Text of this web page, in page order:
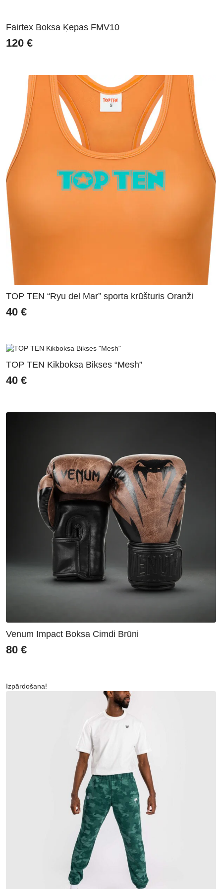
Fairtex Boksa Ķepas FMV10
120 €
TOP TEN “Ryu del Mar” sporta krūšturis Oranži
40 €
TOP TEN Kikboksa Bikses “Mesh”
40 €
Venum Impact Boksa Cimdi Brūni
80 €
Izpārdošana!